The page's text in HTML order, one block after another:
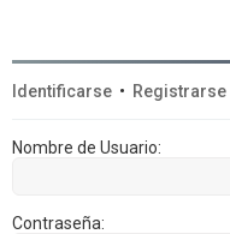
Identificarse • Registrarse
Nombre de Usuario:
Contraseña: